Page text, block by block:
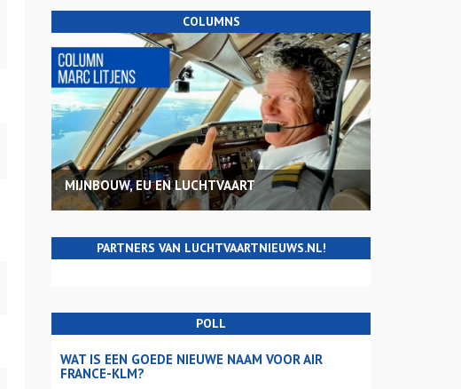
COLUMNS
MIJNBOUW, EU EN LUCHTVAART
PARTNERS VAN LUCHTVAARTNIEUWS.NL!
POLL
WAT IS EEN GOEDE NIEUWE NAAM VOOR AIR
FRANCE-KLM?